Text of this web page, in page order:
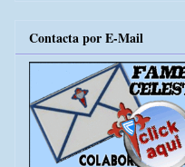
Contacta por E-Mail